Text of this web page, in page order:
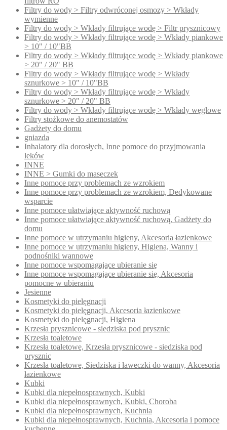
Filtry do wody > Filtry odwróconej osmozy > Wkłady
wymienne
Filtry do wody > Wkłady filtrujące wodę > Filtr prysznicowy
Filtry do wody > Wkłady filtrujące wodę > Wkłady piankowe
> 10" / 10"BB
Filtry do wody > Wkłady filtrujące wodę > Wkłady piankowe
> 20" / 20" BB
Filtry do wody > Wkłady filtrujące wodę > Wkłady
sznurkowe > 10" / 10"BB
Filtry do wody > Wkłady filtrujące wodę > Wkłady
sznurkowe > 20" / 20" BB
Filtry do wody > Wkłady filtrujące wodę > Wkłady węglowe
Filtry stożkowe do anemostatów
Gadżety do domu
gniazda
Inhalatory dla dorosłych, Inne pomoce do przyjmowania
leków
INNE
INNE > Gumki do maseczek
Inne pomoce przy problemach ze wzrokiem
Inne pomoce przy problemach ze wzrokiem, Dedykowane
wsparcie
Inne pomoce ułatwiające aktywność ruchową
Inne pomoce ułatwiające aktywność ruchową, Gadżety do
domu
Inne pomoce w utrzymaniu higieny, Akcesoria łazienkowe
Inne pomoce w utrzymaniu higieny, Higiena, Wanny i
podnośniki wannowe
Inne pomoce wspomagające ubieranie się
Inne pomoce wspomagające ubieranie się, Akcesoria
pomocne w ubieraniu
Jesienne
Kosmetyki do pielęgnacji
Kosmetyki do pielęgnacji, Akcesoria łazienkowe
Kosmetyki do pielęgnacji, Higiena
Krzesła prysznicowe - siedziska pod prysznic
Krzesła toaletowe
Krzesła toaletowe, Krzesła prysznicowe - siedziska pod
prysznic
Krzesła toaletowe, Siedziska i ławeczki do wanny, Akcesoria
łazienkowe
Kubki
Kubki dla niepełnosprawnych, Kubki
Kubki dla niepełnosprawnych, Kubki, Choroba
Kubki dla niepełnosprawnych, Kuchnia
Kubki dla niepełnosprawnych, Kuchnia, Akcesoria i pomoce